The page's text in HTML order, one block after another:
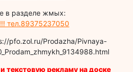
в разделе жмых:
тел.89375237050
pfo.zol.ru/Prodazha/Pivnaya-
текстовую рекламу на доске